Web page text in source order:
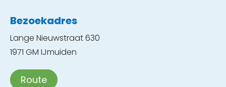
Bezoekadres
Lange Nieuwstraat 630
1971 GM IJmuiden
Route